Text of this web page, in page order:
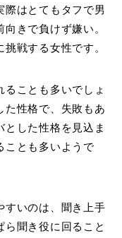
際はとてもタフで男
きで負けず嫌い。
戦する女性です。
ことも多いでしょ
た性格で、失敗もあ
とした性格を見込ま
ことも多いようで
すいのは、聞き上手
聞き役に回ること